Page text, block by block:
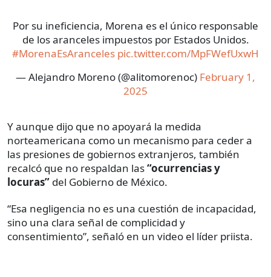
Por su ineficiencia, Morena es el único responsable
de los aranceles impuestos por Estados Unidos.
#MorenaEsAranceles pic.twitter.com/MpFWefUxwH
— Alejandro Moreno (@alitomorenoc) February 1,
2025
Y aunque dijo que no apoyará la medida
norteamericana como un mecanismo para ceder a
las presiones de gobiernos extranjeros, también
recalcó que no respaldan las“ocurrencias y
locuras” del Gobierno de México.
“Esa negligencia no es una cuestión de incapacidad,
sino una clara señal de complicidad y
consentimiento”, señaló en un video el líder priista.